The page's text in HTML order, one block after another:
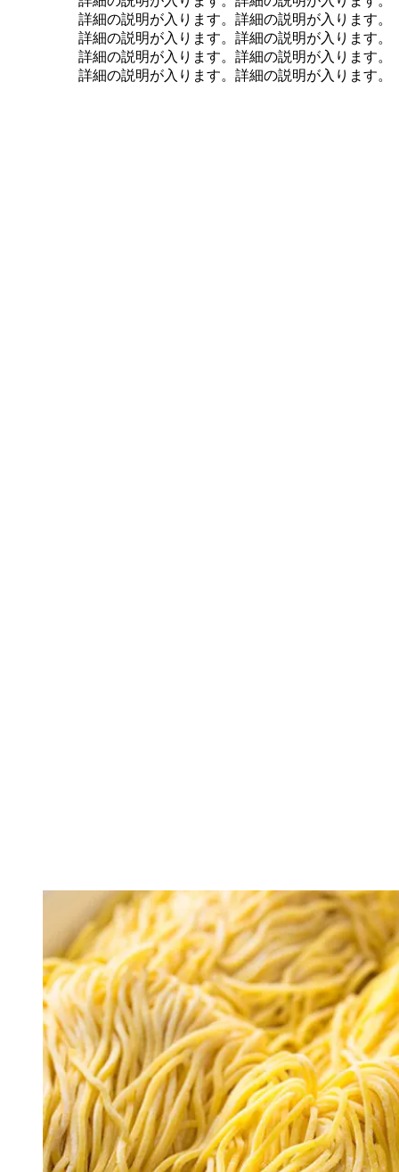
詳細の説明が入ります。詳細の説明が入ります。
詳細の説明が入ります。詳細の説明が入ります。
詳細の説明が入ります。詳細の説明が入ります。
詳細の説明が入ります。詳細の説明が入ります。